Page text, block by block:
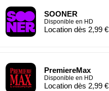
SOONER
Disponible en HD
Location dès 2,99 €
PremiereMax
Disponible en HD
Location dès 2,99 €